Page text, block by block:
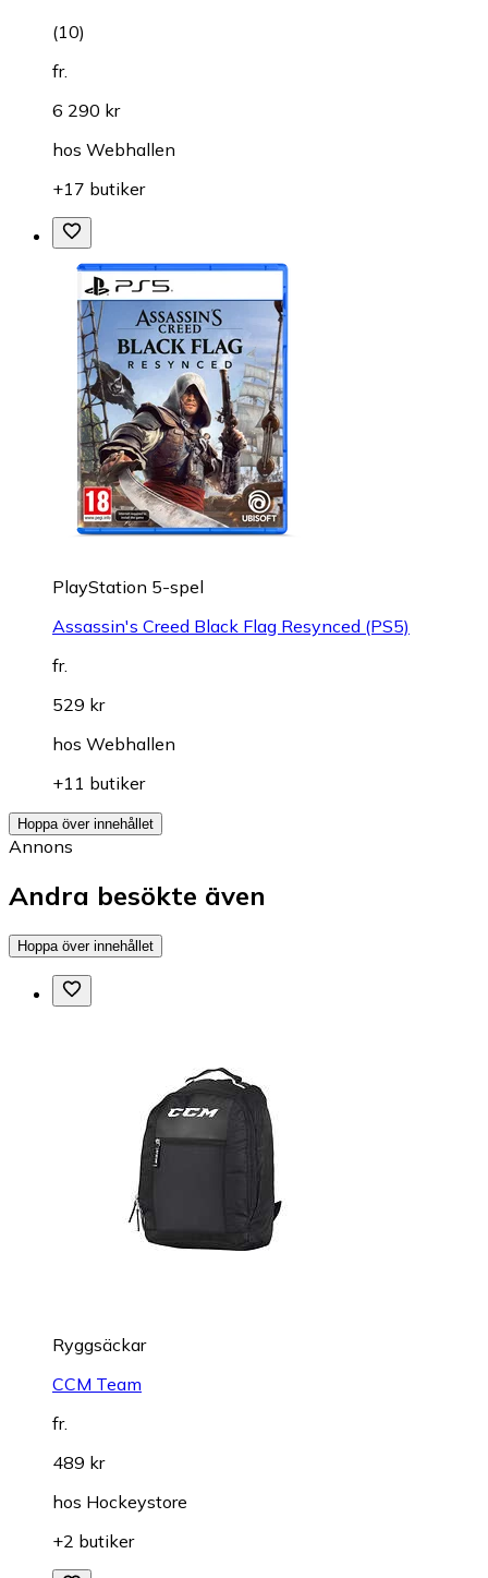
(10)
fr.
6 290 kr
hos Webhallen
+17 butiker
PlayStation 5-spel
Assassin's Creed Black Flag Resynced (PS5)
fr.
529 kr
hos Webhallen
+11 butiker
Hoppa över innehållet
Annons
Andra besökte även
Hoppa över innehållet
Ryggsäckar
CCM Team
fr.
489 kr
hos Hockeystore
+2 butiker